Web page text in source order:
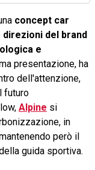
concept car
del brand
e
presentazione, ha
dell'attenzione,
futuro
Alpine si
in
però il
guida sportiva.